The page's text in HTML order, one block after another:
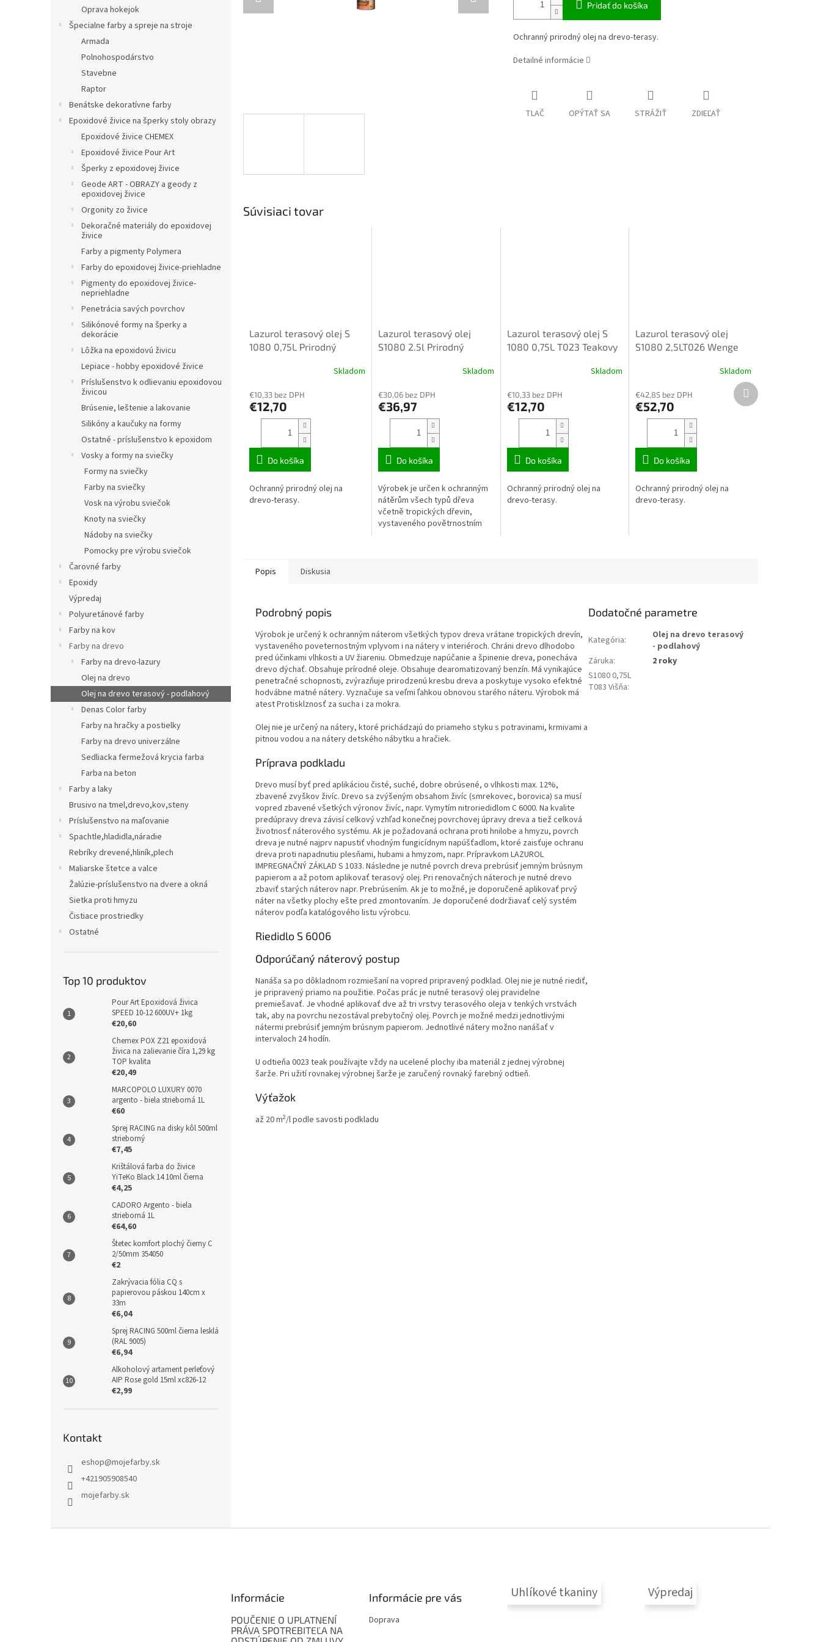
Oprava hokejok
Špecialne farby a spreje na stroje
Armada
Polnohospodárstvo
Stavebne
Raptor
Benátske dekoratívne farby
Epoxidové živice na šperky stoly obrazy
Epoxidové živice CHEMEX
Epoxidové živice Pour Art
Šperky z epoxidovej živice
Geode ART - OBRAZY a geody z
epoxidovej živice
Orgonity zo živice
Dekoračné materiály do epoxidovej
živice
Farby a pigmenty Polymera
Farby do epoxidovej živice-priehladne
Pigmenty do epoxidovej živice-
nepriehladne
Penetrácia savých povrchov
Silikónové formy na šperky a
dekorácie
Lôžka na epoxidovú živicu
Lepiace - hobby epoxidové živice
Príslušenstvo k odlievaniu epoxidovou
živicou
Brúsenie, leštenie a lakovanie
Silikóny a kaučuky na formy
Ostatné - príslušenstvo k epoxidom
Vosky a formy na sviečky
Formy na sviečky
Farby na sviečky
Vosk na výrobu sviečok
Knoty na sviečky
Nádoby na sviečky
Pomocky pre výrobu sviečok
Čarovné farby
Epoxidy
Výpredaj
Polyuretánové farby
Farby na kov
Farby na drevo
Farby na drevo-lazury
Olej na drevo
Olej na drevo terasový - podlahový
Denas Color farby
Farby na hračky a postielky
Farby na drevo univerzálne
Sedliacka fermežová krycia farba
Farba na beton
Farby a laky
Brusivo na tmel,drevo,kov,steny
Príslušenstvo na maľovanie
Spachtle,hladidla,náradie
Rebríky drevené,hliník,plech
Maliarske štetce a valce
Žalúzie-príslušenstvo na dvere a okná
Sietka proti hmyzu
Čistiace prostriedky
Ostatné
Top 10 produktov
Pour Art Epoxidová živica
SPEED 10-12 600UV+ 1kg
€20,60
Chemex POX Z21 epoxidová
živica na zalievanie číra 1,29 kg
TOP kvalita
€20,49
MARCOPOLO LUXURY 0070
argento - biela strieborná 1L
€60
Sprej RACING na disky kôl 500ml
strieborný
€7,45
Krištálová farba do živice
YiTeKo Black 14 10ml čierna
€4,25
CADORO Argento - biela
strieborná 1L
€64,60
Štetec komfort plochý čierny C
2/50mm 354050
€2
Zakrývacia fólia CQ s
papierovou páskou 140cm x
33m
€6,04
Sprej RACING 500ml čierna lesklá
(RAL 9005)
€6,94
Alkoholový artament perleťový
AIP Rose gold 15ml xc826-12
€2,99
Kontakt
eshop@mojefarby.sk
+421905908540
mojefarby.sk
Pridať do košíka
Ochranný prirodný olej na drevo-terasy.
Detailné informácie
TLAČ OPÝTAŤ SA STRÁŽIŤ ZDIEĽAŤ
Súvisiaci tovar
Lazurol terasový olej S
1080 0,75L Prirodný
Skladom
€10,33 bez DPH
€12,70
Do košíka
Ochranný prirodný olej na
drevo-terasy.
Lazurol terasový olej
S1080 2.5l Prirodný
Skladom
€30,06 bez DPH
€36,97
Do košíka
Výrobek je určen k ochranným
nátěrům všech typů dřeva
včetně tropických dřevin,
vystaveného povětrnostním
Lazurol terasový olej S
1080 0,75L T023 Teakovy
Skladom
€10,33 bez DPH
€12,70
Do košíka
Ochranný prirodný olej na
drevo-terasy.
Lazurol terasový olej
S1080 2,5LT026 Wenge
Skladom
€42,85 bez DPH
€52,70
Do košíka
Ochranný prirodný olej na
drevo-terasy.
Ďalší
produkt
Popis Diskusia
Podrobný popis
Výrobok je určený k ochranným náterom všetkých typov dreva vrátane tropických drevín,
vystaveného poveternostným vplyvom i na nátery v interiéroch. Chráni drevo dlhodobo
pred účinkami vlhkosti a UV žiareniu. Obmedzuje napúčanie a špinenie dreva, ponecháva
drevo dýchať. Obsahuje prírodné oleje. Obsahuje dearomatizovaný benzín. Má vynikajúce
penetračné schopnosti, zvýrazňuje prirodzenú kresbu dreva a poskytuje vysoko efektné
hodvábne matné nátery. Vyznačuje sa veľmi ľahkou obnovou starého náteru. Výrobok má
atest Protisklznosť za sucha i za mokra.
Olej nie je určený na nátery, ktoré prichádzajú do priameho styku s potravinami, krmivami a
pitnou vodou a na nátery detského nábytku a hračiek.
Príprava podkladu
Drevo musí byť pred aplikáciou čisté, suché, dobre obrúsené, o vlhkosti max. 12%,
zbavené zvyškov živíc. Drevo sa zvýšeným obsahom živíc (smrekovec, borovica) sa musí
vopred zbavené všetkých výronov živíc, napr. Vymytím nitroriedidlom C 6000. Na kvalite
predúpravy dreva závisí celkový vzhľad konečnej povrchovej úpravy dreva a tiež celková
životnosť náterového systému. Ak je požadovaná ochrana proti hnilobe a hmyzu, povrch
dreva je nutné najprv napustiť vhodným fungicídnym napúšťadlom, ktoré zaisťuje ochranu
dreva proti napadnutiu plesňami, hubami a hmyzom, napr. Prípravkom LAZUROL
IMPREGNAČNÝ ZÁKLAD S 1033. Následne je nutné povrch dreva prebrúsiť jemným brúsnym
papierom a až potom aplikovať terasový olej. Pri renovačných náteroch je nutné drevo
zbaviť starých náterov napr. Prebrúsením. Ak je to možné, je doporučené aplikovať prvý
náter na všetky plochy ešte pred zmontovaním. Je doporučené dodržiavať celý systém
náterov podľa katalógového listu výrobcu.
Riedidlo S 6006
Odporúčaný náterový postup
Nanáša sa po dôkladnom rozmiešaní na vopred pripravený podklad. Olej nie je nutné riediť,
je pripravený priamo na použitie. Počas prác je nutné terasový olej pravidelne
premiešavať. Je vhodné aplikovať dve až tri vrstvy terasového oleja v tenkých vrstvách
tak, aby na povrchu nezostával prebytočný olej. Povrch je možné medzi jednotlivými
nátermi prebrúsiť jemným brúsnym papierom. Jednotlivé nátery možno nanášať v
intervaloch 24 hodín.
U odtieňa 0023 teak používajte vždy na ucelené plochy iba materiál z jednej výrobnej
šarže. Pri užití rovnakej výrobnej šarže je zaručený rovnaký farebný odtieň.
Výťažok
až 20 m2/l podle savosti podkladu
Dodatočné parametre
Kategória:
Olej na drevo terasový
- podlahový
Záruka:
2 roky
S1080 0,75L
T083 Višňa:
Informácie
POUČENIE O UPLATNENÍ
PRÁVA SPOTREBITEĽA NA
Informácie pre vás
Doprava
Uhlíkové tkaniny Výpredaj